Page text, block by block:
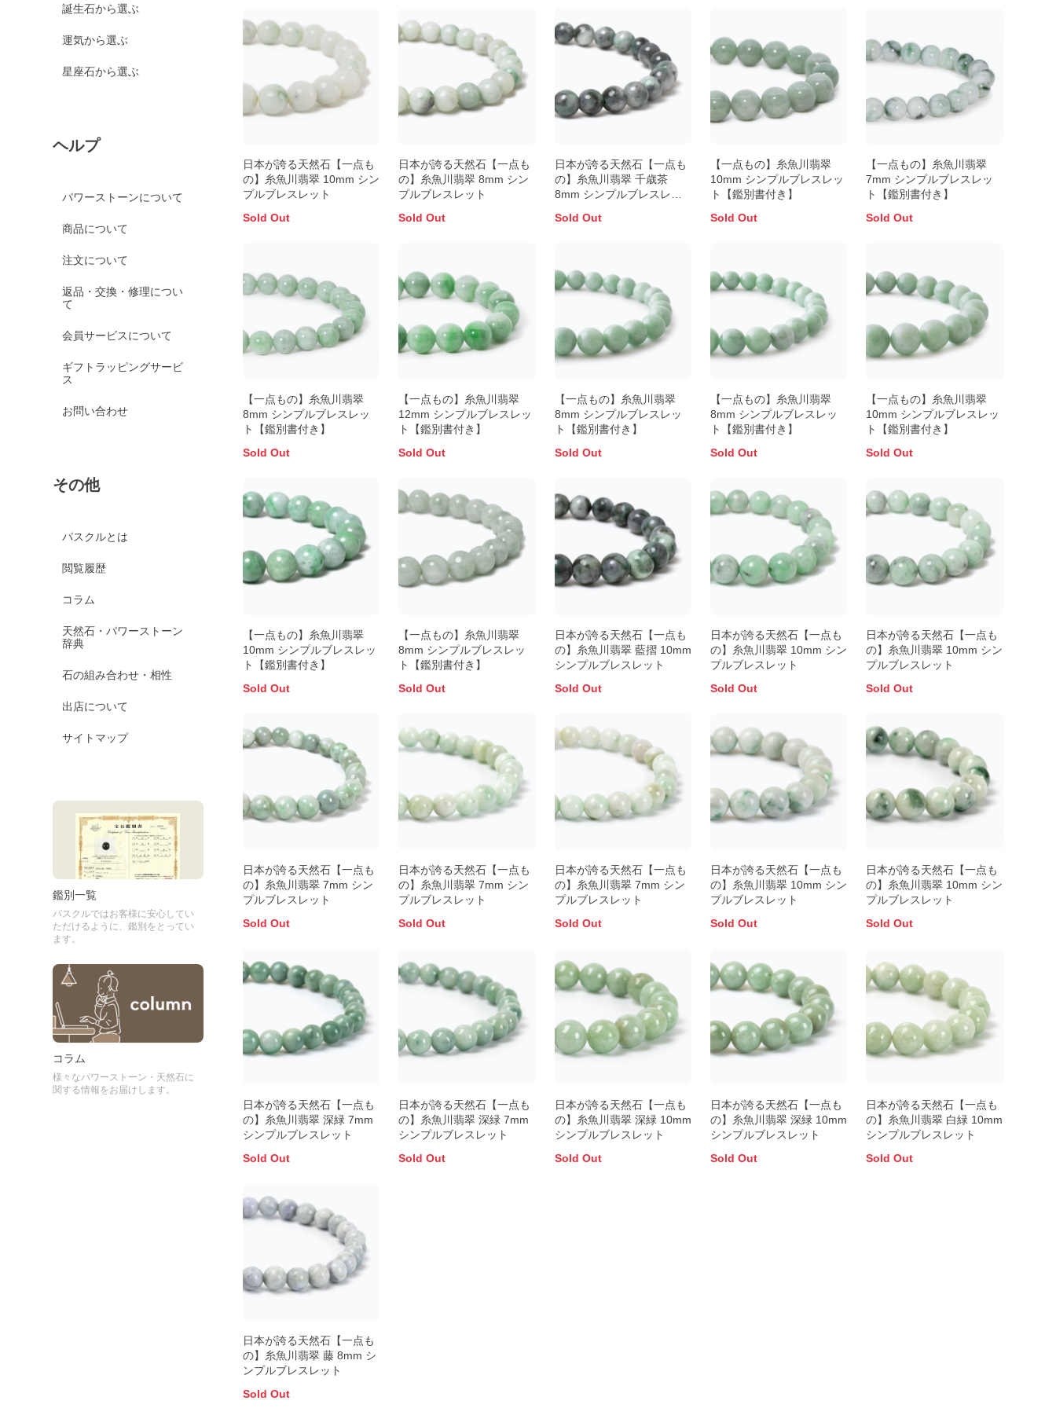
誕生石から選ぶ
運気から選ぶ
星座石から選ぶ
ヘルプ
パワーストーンについて
商品について
注文について
返品・交換・修理につい
て
会員サービスについて
ギフトラッピングサービ
ス
お問い合わせ
その他
パスクルとは
閲覧履歴
コラム
天然石・パワーストーン
辞典
石の組み合わせ・相性
出店について
サイトマップ
鑑別一覧
パスクルではお客様に安心してい
ただけるように、鑑別をとってい
ます。
コラム
様々なパワーストーン・天然石に
関する情報をお届けします。
日本が誇る天然石【一点も
の】糸魚川翡翠 10mm シン
プルブレスレット
Sold Out
日本が誇る天然石【一点も
の】糸魚川翡翠 8mm シン
プルブレスレット
Sold Out
日本が誇る天然石【一点も
の】糸魚川翡翠 千歳茶
8mm シンプルブレスレッ
Sold Out
【一点もの】糸魚川翡翠
10mm シンプルブレスレッ
ト【鑑別書付き】
Sold Out
【一点もの】糸魚川翡翠
7mm シンプルブレスレッ
ト【鑑別書付き】
Sold Out
【一点もの】糸魚川翡翠
8mm シンプルブレスレッ
ト【鑑別書付き】
Sold Out
【一点もの】糸魚川翡翠
12mm シンプルブレスレッ
ト【鑑別書付き】
Sold Out
【一点もの】糸魚川翡翠
8mm シンプルブレスレッ
ト【鑑別書付き】
Sold Out
【一点もの】糸魚川翡翠
8mm シンプルブレスレッ
ト【鑑別書付き】
Sold Out
【一点もの】糸魚川翡翠
10mm シンプルブレスレッ
ト【鑑別書付き】
Sold Out
【一点もの】糸魚川翡翠
10mm シンプルブレスレッ
ト【鑑別書付き】
Sold Out
【一点もの】糸魚川翡翠
8mm シンプルブレスレッ
ト【鑑別書付き】
Sold Out
日本が誇る天然石【一点も
の】糸魚川翡翠 藍摺 10mm
シンプルブレスレット
Sold Out
日本が誇る天然石【一点も
の】糸魚川翡翠 10mm シン
プルブレスレット
Sold Out
日本が誇る天然石【一点も
の】糸魚川翡翠 10mm シン
プルブレスレット
Sold Out
日本が誇る天然石【一点も
の】糸魚川翡翠 7mm シン
プルブレスレット
Sold Out
日本が誇る天然石【一点も
の】糸魚川翡翠 7mm シン
プルブレスレット
Sold Out
日本が誇る天然石【一点も
の】糸魚川翡翠 7mm シン
プルブレスレット
Sold Out
日本が誇る天然石【一点も
の】糸魚川翡翠 10mm シン
プルブレスレット
Sold Out
日本が誇る天然石【一点も
の】糸魚川翡翠 10mm シン
プルブレスレット
Sold Out
日本が誇る天然石【一点も
の】糸魚川翡翠 深緑 7mm
シンプルブレスレット
Sold Out
日本が誇る天然石【一点も
の】糸魚川翡翠 深緑 7mm
シンプルブレスレット
Sold Out
日本が誇る天然石【一点も
の】糸魚川翡翠 深緑 10mm
シンプルブレスレット
Sold Out
日本が誇る天然石【一点も
の】糸魚川翡翠 深緑 10mm
シンプルブレスレット
Sold Out
日本が誇る天然石【一点も
の】糸魚川翡翠 白緑 10mm
シンプルブレスレット
Sold Out
日本が誇る天然石【一点も
の】糸魚川翡翠 藤 8mm シ
ンプルブレスレット
Sold Out